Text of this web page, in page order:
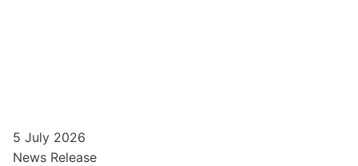
5 July 2026
News Release